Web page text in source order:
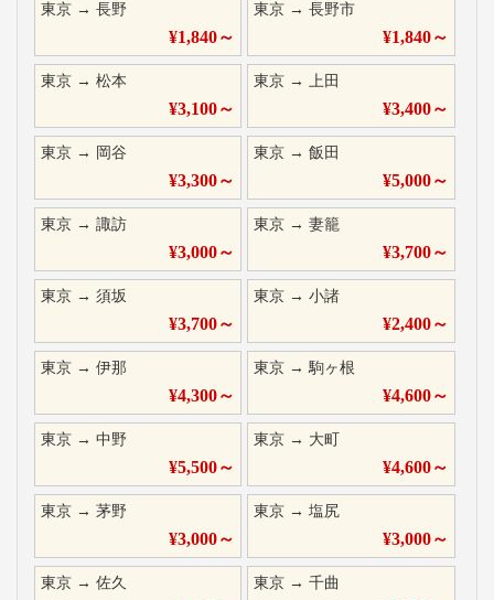
東京 → 長野
¥1,840～
東京 →長野市
¥1,840～
東京 → 松本
¥3,100～
東京 →上田
¥3,400～
東京 → 岡谷
¥3,300～
東京 →飯田
¥5,000～
東京 → 諏訪
¥3,000～
東京 →妻籠
¥3,700～
東京 → 須坂
¥3,700～
東京 →小諸
¥2,400～
東京 → 伊那
¥4,300～
東京 →駒ヶ根
¥4,600～
東京 → 中野
¥5,500～
東京 → 大町
¥4,600～
東京 → 茅野
¥3,000～
東京 →塩尻
¥3,000～
東京 → 佐久 東京 →千曲